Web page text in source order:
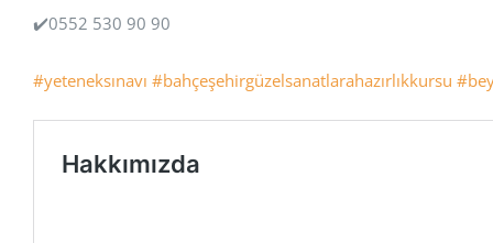
✔️0552 530 90 90
#yeteneksınavı #bahçeşehirgüzelsanatlarahazırlıkkursu